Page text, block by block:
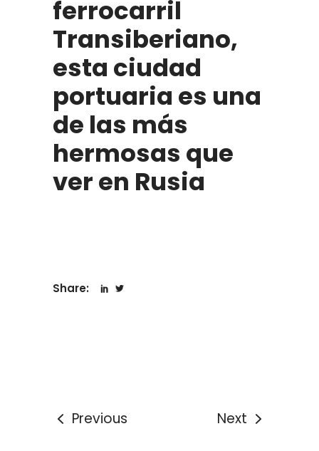
ferrocarril
Transiberiano,
esta ciudad
portuaria es una
de las más
hermosas que
ver en Rusia
Share:
Previous Next